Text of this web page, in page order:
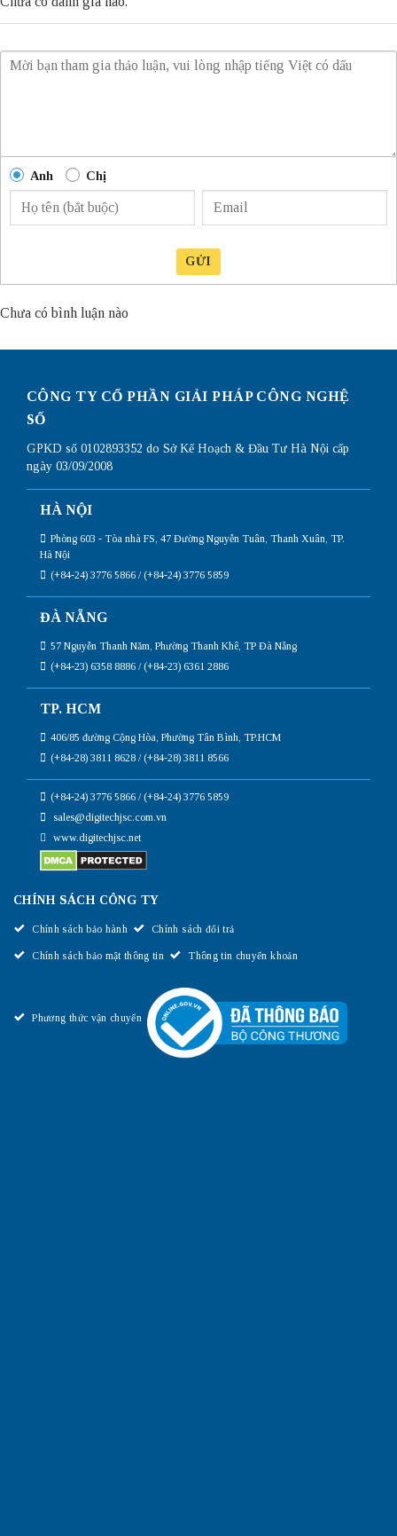
Anh Chị
GỬI
Chưa có bình luận nào
CÔNG TY CỔ PHẦN GIẢI PHÁP CÔNG NGHỆ
SỐ
GPKD số 0102893352 do Sở Kế Hoạch & Đầu Tư Hà Nội cấp
ngày 03/09/2008
HÀ NỘI
Phòng 603 - Tòa nhà FS, 47 Đường Nguyễn Tuân, Thanh Xuân, TP.
Hà Nội
(+84-24) 3776 5866 / (+84-24) 3776 5859
ĐÀ NẴNG
57 Nguyễn Thanh Năm, Phường Thanh Khê, TP Đà Nẵng
(+84-23) 6358 8886 / (+84-23) 6361 2886
TP. HCM
406/85 đường Cộng Hòa, Phường Tân Bình, TP.HCM
(+84-28) 3811 8628 / (+84-28) 3811 8566
(+84-24) 3776 5866 / (+84-24) 3776 5859
sales@digitechjsc.com.vn
www.digitechjsc.net
CHÍNH SÁCH CÔNG TY
Chính sách bảo hành Chính sách đổi trả
Chính sách bảo mật thông tin Thông tin chuyển khoản
Phương thức vận chuyển